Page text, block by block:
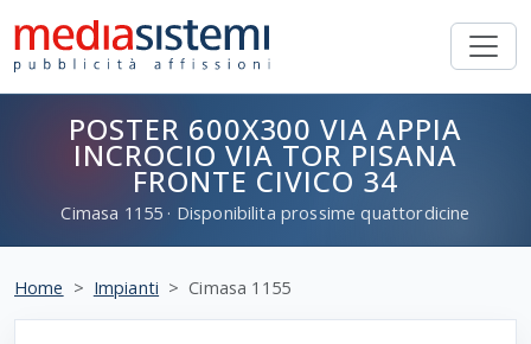
POSTER 600X300 VIA APPIA
INCROCIO VIA TOR PISANA
FRONTE CIVICO 34
Cimasa 1155 · Disponibilita prossime quattordicine
Home Impianti Cimasa 1155